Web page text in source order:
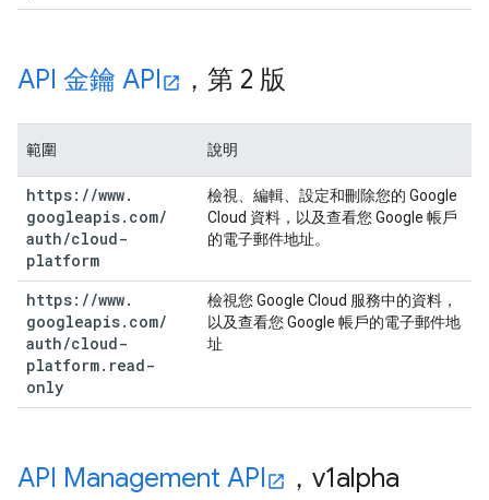
API 金鑰 API ，第 2 版
範圍 說明
https: //www.
googleapis. com/
auth/cloud-
platform
檢視、編輯、設定和刪除您的 Google
Cloud 資料，以及查看您 Google 帳戶
的電子郵件地址。
https: //www.
googleapis. com/
auth/cloud-
platform. read-
only
檢視您 Google Cloud 服務中的資料，
以及查看您 Google 帳戶的電子郵件地
址
API Management API ，v1alpha